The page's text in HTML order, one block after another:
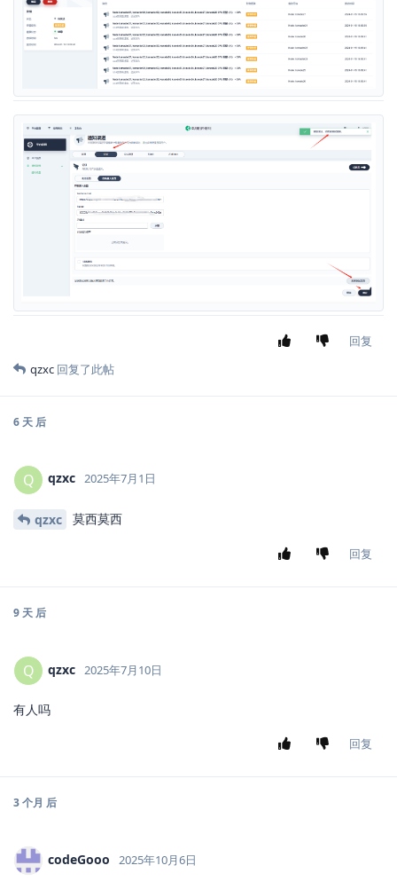
回复
qzxc 回复了此帖
6 天 后
Q qzxc 2025年7月1日
qzxc 莫西莫西
回复
9 天 后
Q qzxc 2025年7月10日
有人吗
回复
3 个月 后
codeGooo 2025年10月6日